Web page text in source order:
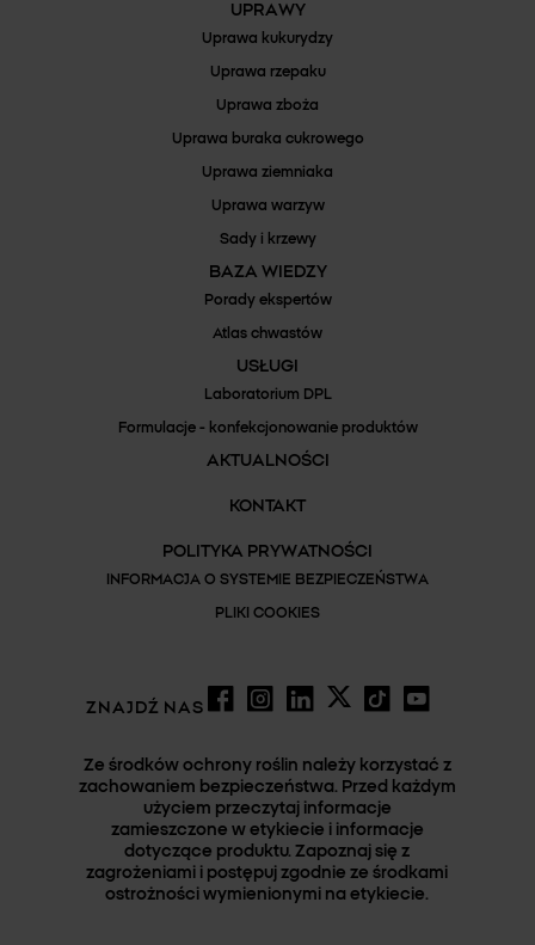
Sprawdź dostępność
ZAPRAWA SARFUN® 025 FS
Sprawdź dostępność
WINDSAR® 250 EC
Sprawdź dostępność
UPRAWY
Uprawa kukurydzy
Uprawa rzepaku
Uprawa zboża
Uprawa buraka cukrowego
Uprawa ziemniaka
Uprawa warzyw
Sady i krzewy
BAZA WIEDZY
Porady ekspertów
Atlas chwastów
USŁUGI
Laboratorium DPL
Formulacje - konfekcjonowanie produktów
AKTUALNOŚCI
KONTAKT
POLITYKA PRYWATNOŚCI
INFORMACJA O SYSTEMIE BEZPIECZEŃSTWA
PLIKI COOKIES
ZNAJDŹ NAS
Ze środków ochrony roślin należy korzystać z
zachowaniem bezpieczeństwa. Przed każdym
użyciem przeczytaj informacje
zamieszczone w etykiecie i informacje
dotyczące produktu. Zapoznaj się z
zagrożeniami i postępuj zgodnie ze środkami
ostrożności wymienionymi na etykiecie.